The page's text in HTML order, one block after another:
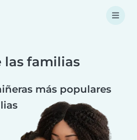
las familias
más populares